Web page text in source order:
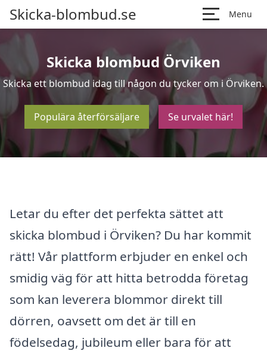
Skicka-blombud.se Menu
Skicka blombud Örviken
Skicka ett blombud idag till någon du tycker om i Örviken.
Populära återförsäljare Se urvalet här!
Letar du efter det perfekta sättet att
skicka blombud i Örviken? Du har kommit
rätt! Vår plattform erbjuder en enkel och
smidig väg för att hitta betrodda företag
som kan leverera blommor direkt till
dörren, oavsett om det är till en
födelsedag, jubileum eller bara för att